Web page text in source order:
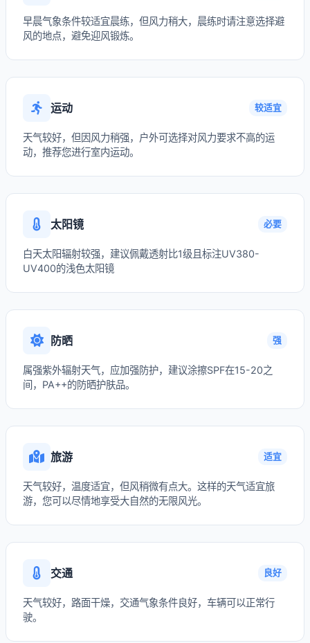
早晨气象条件较适宜晨练，但风力稍大，晨练时请注意选择避
风的地点，避免迎风锻炼。
运动 较适宜
天气较好，但因风力稍强，户外可选择对风力要求不高的运
动，推荐您进行室内运动。
太阳镜 必要
白天太阳辐射较强，建议佩戴透射比1级且标注UV380-
UV400的浅色太阳镜
防晒 强
属强紫外辐射天气，应加强防护，建议涂擦SPF在15-20之
间，PA++的防晒护肤品。
旅游 适宜
天气较好，温度适宜，但风稍微有点大。这样的天气适宜旅
游，您可以尽情地享受大自然的无限风光。
交通 良好
天气较好，路面干燥，交通气象条件良好，车辆可以正常行
驶。